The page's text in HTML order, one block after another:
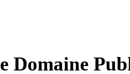
Domaine